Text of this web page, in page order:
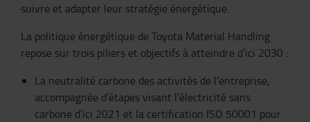
suivre et adapter leur stratégie énergétique.
La politique énergétique de Toyota Material Handling
repose sur trois piliers et objectifs à atteindre d’ici 2030 :
La neutralité carbone des activités de l’entreprise,
accompagnée d’étapes visant l’électricité sans
carbone d’ici 2021 et la certification ISO 50001 pour